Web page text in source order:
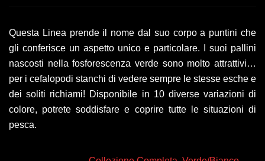
Questa Linea prende il nome dal suo corpo a puntini che
gli conferisce un aspetto unico e particolare. I suoi pallini
nascosti nella fosforescenza verde sono molto attrattivi…
per i cefalopodi stanchi di vedere sempre le stesse esche e
dei soliti richiami! Disponibile in 10 diverse variazioni di
colore, potrete soddisfare e coprire tutte le situazioni di
pesca.